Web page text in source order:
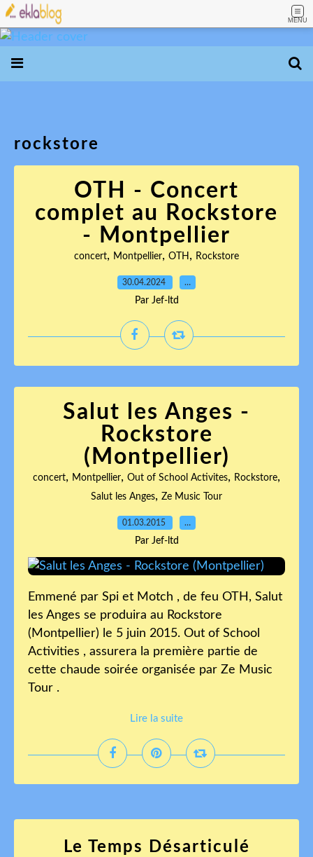
MENU
rockstore
OTH - Concert
complet au Rockstore
- Montpellier
concert, Montpellier, OTH , Rockstore
30.04.2024 …
Par Jef-ltd
Salut les Anges -
Rockstore
(Montpellier)
concert, Montpellier, Out of School Activites, Rockstore,
Salut les Anges, Ze Music Tour
01.03.2015 …
Par Jef-ltd
Emmené par Spi et Motch , de feu OTH, Salut
les Anges se produira au Rockstore
(Montpellier) le 5 juin 2015. Out of School
Activities , assurera la première partie de
cette chaude soirée organisée par Ze Music
Tour .
Lire la suite
Le Temps Désarticulé